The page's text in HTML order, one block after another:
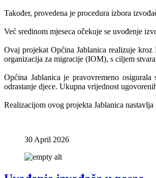
Također, provedena je procedura izbora
Već sredinom mjeseca očekuje se uvođenje
Ovaj projekat Općina Jablanica realizuje
organizacija za migracije (IOM), s ciljem
Općina Jablanica je pravovremeno
odrastanje djece. Ukupna vrijednost
Realizacijom ovog projekta Jablanica
30 April 2026